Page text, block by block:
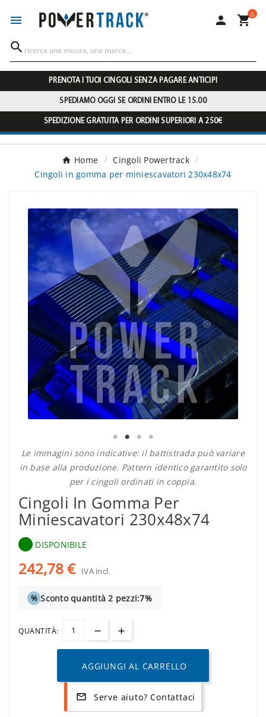
  0

PRENOTA I TUOI CINGOLI SENZA PAGARE ANTICIPI
SPEDIAMO OGGI SE ORDINI ENTRO LE 15.00
SPEDIZIONE GRATUITA PER ORDINI SUPERIORI A 250€
Home
Cingoli Powertrack
Cingoli in gomma per miniescavatori 230x48x74
Le immagini sono indicative: il battistrada può variare
in base alla produzione. Pattern identico garantito solo
per i cingoli ordinati in coppia.
Cingoli In Gomma Per
Miniescavatori 230x48x74
DISPONIBILE
242,78 € IVA incl.
% Sconto quantità 2 pezzi:7%
QUANTITÀ:
AGGIUNGI AL CARRELLO
mail_outline Serve aiuto? Contattaci